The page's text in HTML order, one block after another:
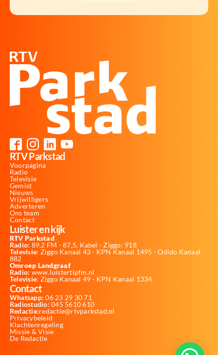
RTV Parkstad
Voorpagina
Radio
Televisie
Gemist
Nieuws
Vrijwilligers
Adverteren
Ons team
Contact
Luister en kijk
RTV Parkstad
Radio: 89,2 FM - 87,5, Kabel - Ziggo: 918
Televisie: Ziggo Kanaal 43 - KPN Kanaal 1495 - Odido Kanaal
882
Omroep Landgraaf
Radio: www.luistertipfm.nl
Televisie: Ziggo Kanaal 49 - KPN Kanaal 1334
Contact
Whatsapp: 06 23 29 30 71
Radiostudio: 045 5610 610
Redactie:redactie@rtvparkstad.nl
Privacybeleid
Klachtenregeling
Missie & Visie
De Redactie